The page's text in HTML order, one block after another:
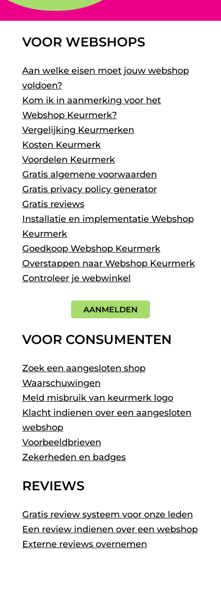
VOOR WEBSHOPS
Aan welke eisen moet jouw webshop
voldoen?
Kom ik in aanmerking voor het
Webshop Keurmerk?
Vergelijking Keurmerken
Kosten Keurmerk
Voordelen Keurmerk
Gratis algemene voorwaarden
Gratis privacy policy generator
Gratis reviews
Installatie en implementatie Webshop
Keurmerk
Goedkoop Webshop Keurmerk
Overstappen naar Webshop Keurmerk
Controleer je webwinkel
AANMELDEN
VOOR CONSUMENTEN
Zoek een aangesloten shop
Waarschuwingen
Meld misbruik van keurmerk logo
Klacht indienen over een aangesloten
webshop
Voorbeeldbrieven
Zekerheden en badges
REVIEWS
Gratis review systeem voor onze leden
Een review indienen over een webshop
Externe reviews overnemen